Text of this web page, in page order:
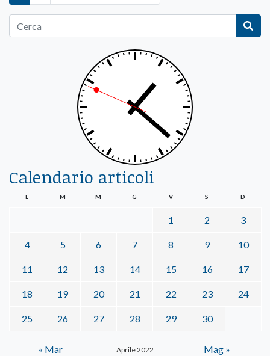
Calendario articoli
Aprile 2022
L M M G V S D
1 2 3
4 5 6 7 8 9 10
11 12 13 14 15 16 17
18 19 20 21 22 23 24
25 26 27 28 29 30
« Mar Mag »